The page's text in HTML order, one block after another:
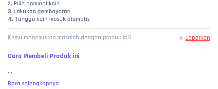
2. Pilih nominal koin
3. Lakukan pembayaran
4. Tunggu koin masuk otomatis
Kamu menemukan masalah dengan produk ini? Laporkan
Cara Membeli Produk ini
...
Baca selengkapnya